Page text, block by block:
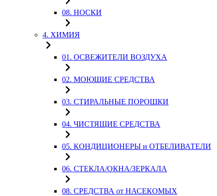
08. НОСКИ
4. ХИМИЯ
01. ОСВЕЖИТЕЛИ ВОЗДУХА
02. МОЮЩИЕ СРЕДСТВА
03. СТИРАЛЬНЫЕ ПОРОШКИ
04. ЧИСТЯЩИЕ СРЕДСТВА
05. КОНДИЦИОНЕРЫ и ОТБЕЛИВАТЕЛИ
06. СТЕКЛА/ОКНА/ЗЕРКАЛА
08. СРЕДСТВА от НАСЕКОМЫХ